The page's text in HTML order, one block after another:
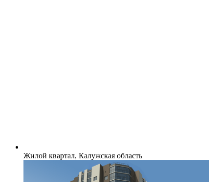
Жилой квартал, Калужская область